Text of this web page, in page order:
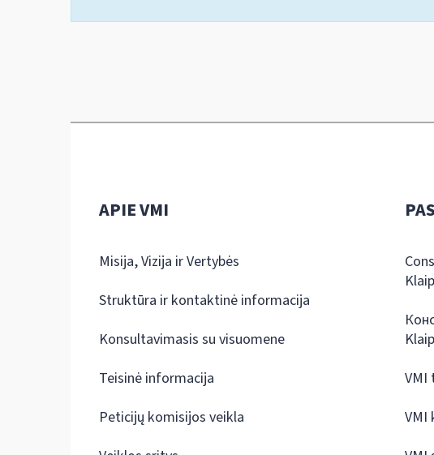
APIE VMI
Misija, Vizija ir Vertybės
Struktūra ir kontaktinė informacija
Konsultavimasis su visuomene
Teisinė informacija
Peticijų komisijos veikla
VMI
VMI